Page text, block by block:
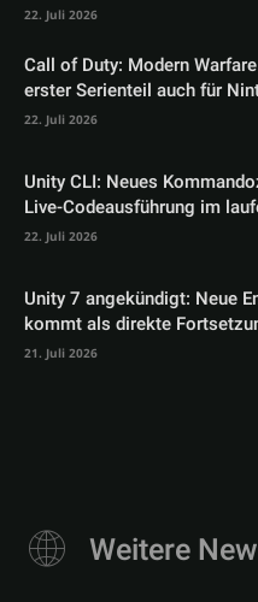
22. Juli 2026
Call of Duty: Modern
erster Serienteil auch für
22. Juli 2026
Unity CLI: Neues
Live-Codeausführung im
22. Juli 2026
Unity 7 angekündigt: Neue
kommt als direkte
21. Juli 2026
Weitere